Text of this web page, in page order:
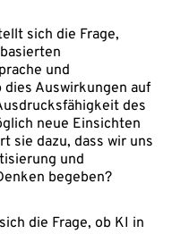
sich die Frage,
und
Auswirkungen auf
des
neue Einsichten
sie dazu, dass wir uns
und
begeben?
die Frage, ob KI in